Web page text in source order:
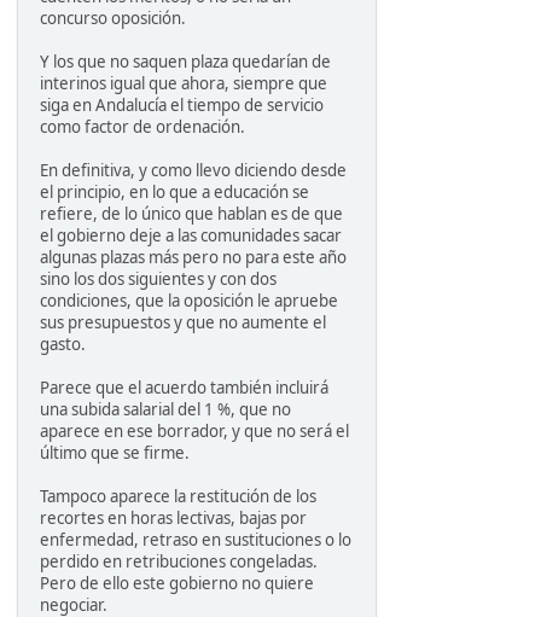
concurso oposición.
Y los que no saquen plaza quedarían de
interinos igual que ahora, siempre que
siga en Andalucía el tiempo de servicio
como factor de ordenación.
En definitiva, y como llevo diciendo desde
el principio, en lo que a educación se
refiere, de lo único que hablan es de que
el gobierno deje a las comunidades sacar
algunas plazas más pero no para este año
sino los dos siguientes y con dos
condiciones, que la oposición le apruebe
sus presupuestos y que no aumente el
gasto.
Parece que el acuerdo también incluirá
una subida salarial del 1 %, que no
aparece en ese borrador, y que no será el
último que se firme.
Tampoco aparece la restitución de los
recortes en horas lectivas, bajas por
enfermedad, retraso en sustituciones o lo
perdido en retribuciones congeladas.
Pero de ello este gobierno no quiere
negociar.